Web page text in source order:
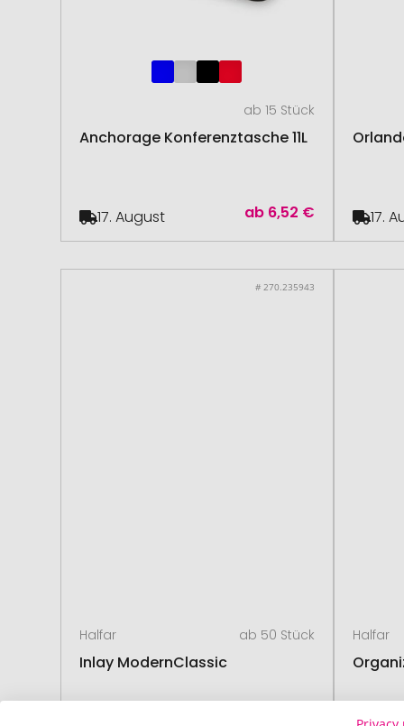
ab 15 Stück
Anchorage Konferenztasche 11L
ab 6,52 €
17. August 17.
# 270.235943
Halfar ab 50 Stück
Inlay ModernClassic
Halfar